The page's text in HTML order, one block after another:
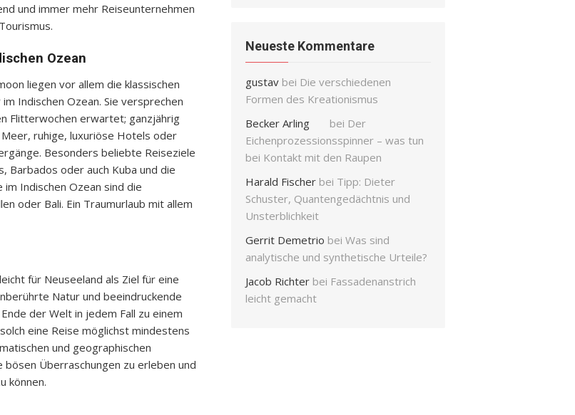
und immer mehr Reiseunternehmen
Ozean
liegen vor allem die klassischen
Indischen Ozean. Sie versprechen
Flitterwochen erwartet; ganzjährig
ruhige, luxuriöse Hotels oder
Besonders beliebte Reiseziele
Barbados oder auch Kuba und die
Indischen Ozean sind die
oder Bali. Ein Traumurlaub mit allem
für Neuseeland als Ziel für eine
Natur und beeindruckende
der Welt in jedem Fall zu einem
eine Reise möglichst mindestens
und geographischen
Überraschungen zu erleben und
können.
Neueste Kommentare
gustav bei Die verschiedenen
Formen des Kreationismus
Becker Arling
bei Der
Eichenprozessionsspinner – was tun
bei Kontakt mit den Raupen
Harald Fischer bei Tipp: Dieter
Schuster, Quantengedächtnis und
Unsterblichkeit
Gerrit Demetrio bei Was sind
analytische und synthetische Urteile?
Jacob Richter bei Fassadenanstrich
leicht gemacht